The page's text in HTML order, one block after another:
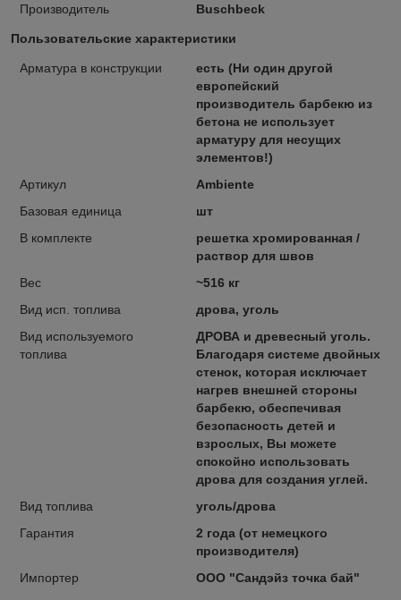
Производитель Buschbeck
Пользовательские характеристики
Арматура в конструкции
есть (Ни один другой
европейский
производитель барбекю из
бетона не использует
арматуру для несущих
элементов!)
Артикул
Ambiente
Базовая единица
шт
В комплекте
решетка хромированная /
раствор для швов
Вес
~516 кг
Вид исп. топлива
дрова, уголь
Вид используемого
топлива
ДРОВА и древесный уголь.
Благодаря системе двойных
стенок, которая исключает
нагрев внешней стороны
барбекю, обеспечивая
безопасность детей и
взрослых, Вы можете
спокойно использовать
дрова для создания углей.
Вид топлива
уголь/дрова
Гарантия
2 года (от немецкого
производителя)
Импортер
ООО "Сандэйз точка бай"